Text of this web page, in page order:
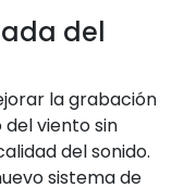
del
la grabación
viento sin
del sonido.
sistema de